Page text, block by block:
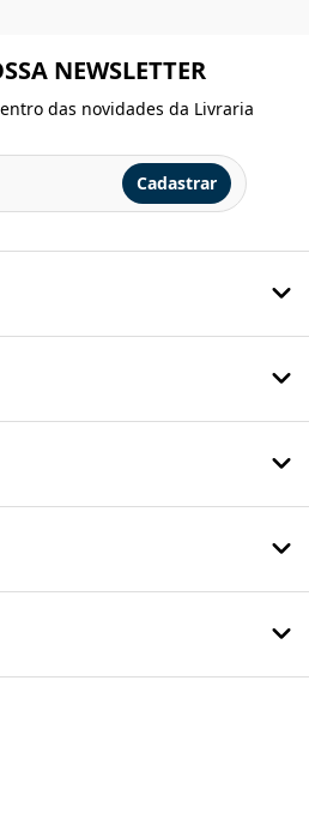
NEWSLETTER
das novidades da Livraria
Cadastrar